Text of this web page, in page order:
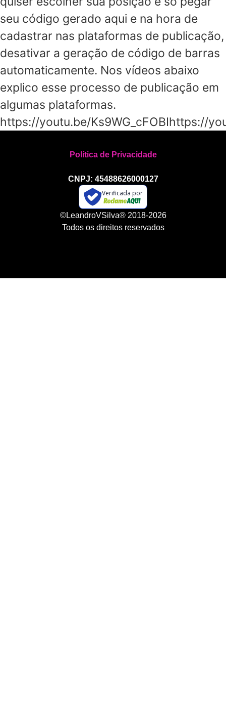
seu código gerado aqui e na hora de
cadastrar nas plataformas de publicação,
desativar a geração de código de barras
automaticamente. Nos vídeos abaixo
explico esse processo de publicação em
algumas plataformas.
https://youtu.be/Ks9WG_cFOBIhttps://
Política de Privacidade
CNPJ: 45488626000127
Verificada por
©LeandroVSilva® 2018-2026
Todos os direitos reservados